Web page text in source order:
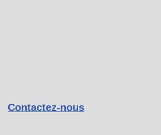
Contactez-nous